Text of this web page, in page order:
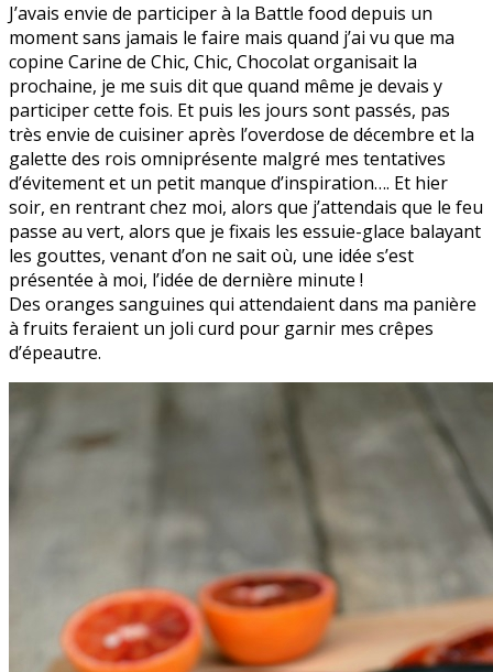
J’avais envie de participer à la Battle food depuis un
moment sans jamais le faire mais quand j’ai vu que ma
copine Carine de Chic, Chic, Chocolat organisait la
prochaine, je me suis dit que quand même je devais y
participer cette fois. Et puis les jours sont passés, pas
très envie de cuisiner après l’overdose de décembre et la
galette des rois omniprésente malgré mes tentatives
d’évitement et un petit manque d’inspiration…. Et hier
soir, en rentrant chez moi, alors que j’attendais que le feu
passe au vert, alors que je fixais les essuie-glace balayant
les gouttes, venant d’on ne sait où, une idée s’est
présentée à moi, l’idée de dernière minute !
Des oranges sanguines qui attendaient dans ma panière
à fruits feraient un joli curd pour garnir mes crêpes
d’épeautre.